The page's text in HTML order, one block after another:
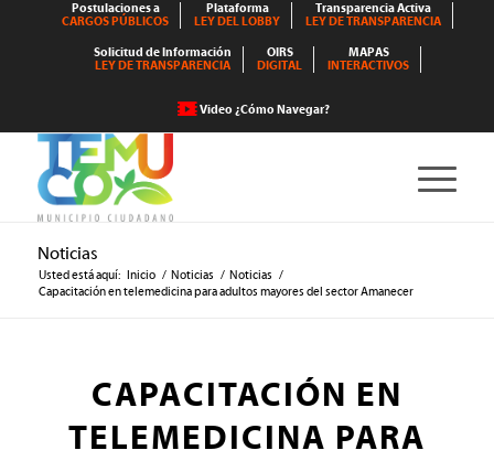
Postulaciones a
CARGOS PÚBLICOS
Plataforma
LEY DEL LOBBY
Transparencia Activa
LEY DE TRANSPARENCIA
Solicitud de Información
LEY DE TRANSPARENCIA
OIRS
DIGITAL
MAPAS
INTERACTIVOS
Video ¿Cómo Navegar?
Noticias
Usted está aquí: Inicio / Noticias / Noticias /
Capacitación en telemedicina para adultos mayores del sector Amanecer
CAPACITACIÓN EN
TELEMEDICINA PARA